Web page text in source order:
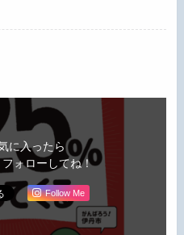
に入ったら
ォローしてね！
Follow Me